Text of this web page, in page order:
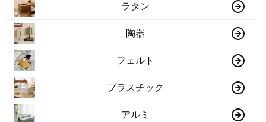
ラタン
陶器
フェルト
プラスチック
アルミ